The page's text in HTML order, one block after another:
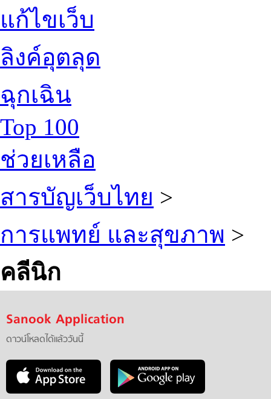
แก้ไขเว็บ
ลิงค์อุตลุด
ฉุกเฉิน
Top 100
ช่วยเหลือ
สารบัญเว็บไทย >
การแพทย์ และสุขภาพ >
คลีนิก
Sanook Application
ดาวน์โหลดได้แล้ววันนี้